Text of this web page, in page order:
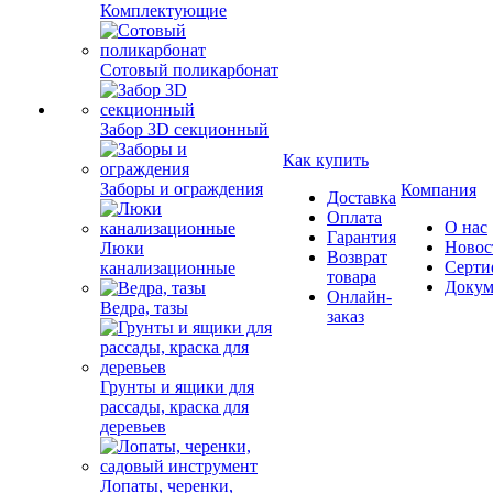
Комплектующие
Сотовый поликарбонат
Забор 3D секционный
Заборы и ограждения
Люки
канализационные
Ведра, тазы
Грунты и ящики для
рассады, краска для
деревьев
Лопаты, черенки,
Как купить
Доставка
Оплата
Гарантия
Возврат
товара
Онлайн-
заказ
Компания
О нас